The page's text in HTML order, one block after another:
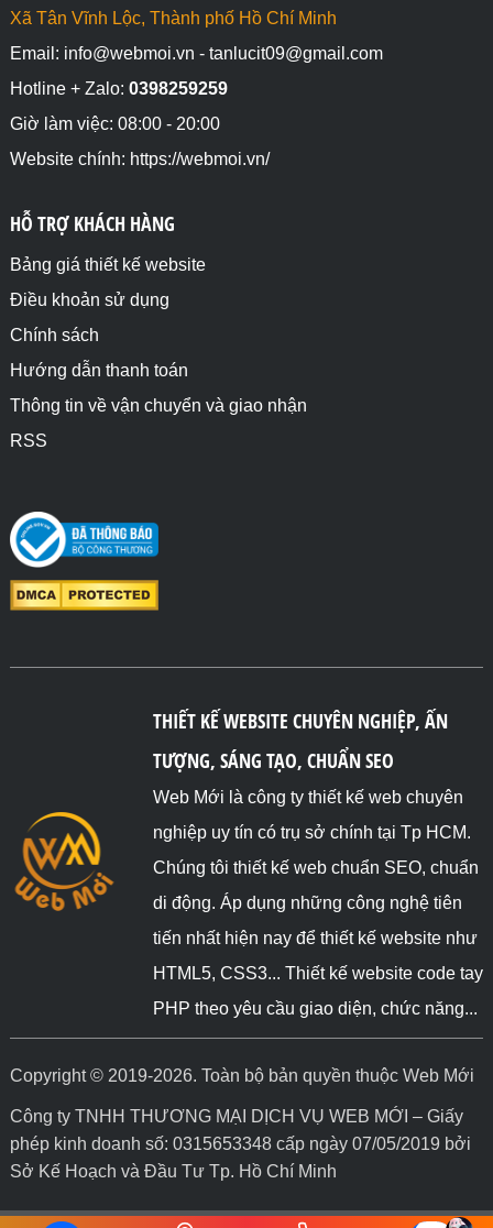
Xã Tân Vĩnh Lộc, Thành phố Hồ Chí Minh
Email: info@webmoi.vn - tanlucit09@gmail.com
Hotline + Zalo: 0398259259
Giờ làm việc: 08:00 - 20:00
Website chính: https://webmoi.vn/
HỖ TRỢ KHÁCH HÀNG
Bảng giá thiết kế website
Điều khoản sử dụng
Chính sách
Hướng dẫn thanh toán
Thông tin về vận chuyển và giao nhận
RSS
THIẾT KẾ WEBSITE CHUYÊN NGHIỆP, ẤN
TƯỢNG, SÁNG TẠO, CHUẨN SEO
Web Mới là công ty thiết kế web chuyên
nghiệp uy tín có trụ sở chính tại Tp HCM.
Chúng tôi thiết kế web chuẩn SEO, chuẩn
di động. Áp dụng những công nghệ tiên
tiến nhất hiện nay để thiết kế website như
HTML5, CSS3... Thiết kế website code tay
PHP theo yêu cầu giao diện, chức năng...
Copyright © 2019-2026. Toàn bộ bản quyền thuộc Web Mới
Công ty TNHH THƯƠNG MẠI DỊCH VỤ WEB MỚI – Giấy
phép kinh doanh số: 0315653348 cấp ngày 07/05/2019 bởi
Sở Kế Hoạch và Đầu Tư Tp. Hồ Chí Minh